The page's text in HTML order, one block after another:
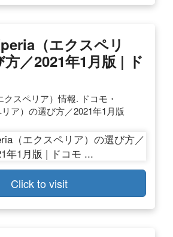
（エクスペリ
／2021年1月版 | ド
クスペリア）情報. ドコモ・
ア）の選び方／2021年1月版
Click to visit